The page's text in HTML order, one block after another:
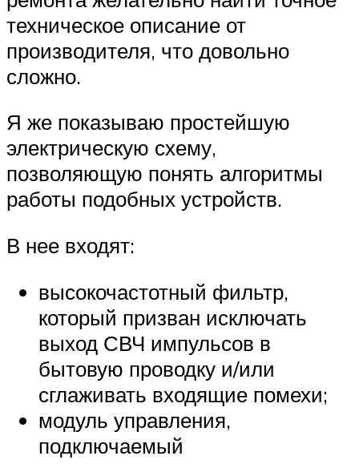
техническое описание от
производителя, что довольно
сложно.
Я же показываю простейшую
электрическую схему,
позволяющую понять алгоритмы
работы подобных устройств.
В нее входят:
высокочастотный фильтр,
который призван исключать
выход СВЧ импульсов в
бытовую проводку и/или
сглаживать входящие помехи;
модуль управления,
подключаемый